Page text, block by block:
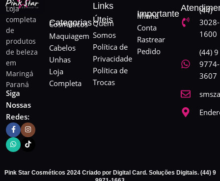
Loja
completa
de
produtos
de beleza
em
Maringá
Paraná
Siga
Nossas
Redes:
Categorias
Cosméticos
Maquiagem
Cabelos
Unhas
Loja
Completa
Links
Úteis
Quem
Somos
Política de
Privacidade
Política de
Trocas
Importante
Minha
Conta
Rastrear
Pedido
(44)
3028-
1600
(44) 9
9774-
3607
Pink Star Cosméticos 2024 Criado por Digital Card. Soluções Digitais. (44) 9